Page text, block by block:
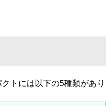
トには以下の5種類があり